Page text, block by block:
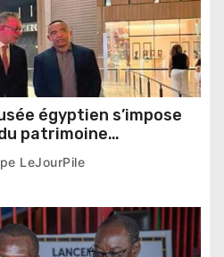
égyptien s’impose
patrimoine
des dirigeants
LeJourPile